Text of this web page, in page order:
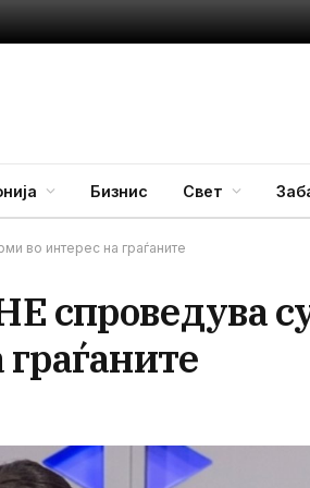
Бизнис Свет
во интерес на граѓаните
спроведува